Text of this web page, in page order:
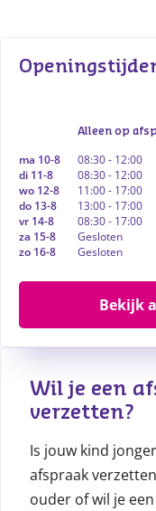
Alleen op
ma 10-8 08:30 - 12:00
di 11-8
08:30 - 12:00
wo 12-8
11:00 - 17:00
do 13-8
13:00 - 17:00
vr 14-8
08:30 - 17:00
za 15-8
Gesloten
zo 16-8
Gesloten
Bekijk
Wil je een
verzetten?
Is jouw kind
afspraak
ouder of wil je